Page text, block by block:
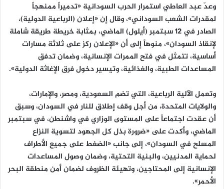
وعدّ عبد العاطي استمرار الحرب السودانية «تدميراً ممنهجاً
لمقدرات الشعب السوداني»، وقال إن «إعلان (الرباعية الدولية)،
الصادر في 12 سبتمبر (أيلول) الماضي، بمثابة خريطة طريقة شاملة
لإنقاذ السودان»، منوهاً إلى أن «الإعلان ركز على ثلاثة مسارات
أساسية، تتمثل في فتح الممرات الإنسانية، وضمان تدفق
المساعدات الطبية، والغذائية، وتيسير دخول فرق الإغاثة الدولية».
وتعمل الآلية الرباعية، التي تضم السعودية، ومصر، والإمارات،
والولايات المتحدة، من أجل وقف إطلاق للنار في السودان، وسبق
أن عقدت اجتماعاً على المستوى الوزاري في واشنطن، في سبتمبر
الماضي، وأكدت على «ضرورة بذل كل الجهود لتسوية النزاع
المسلح في السودان»، إلى جانب «الضغط على جميع الأطراف
لحماية المدنيين، والبنية التحتية، وضمان وصول المساعدات
الإنسانية إلى المحتاجين، وتهيئة الظروف لضمان أمن منطقة البحر
الأحمر».